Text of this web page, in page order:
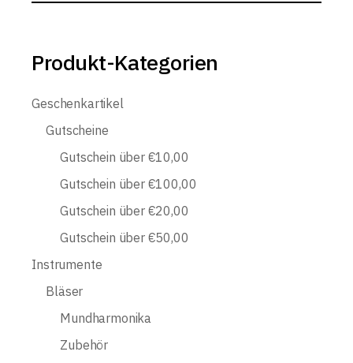
Produkt-Kategorien
Geschenkartikel
Gutscheine
Gutschein über €10,00
Gutschein über €100,00
Gutschein über €20,00
Gutschein über €50,00
Instrumente
Bläser
Mundharmonika
Zubehör